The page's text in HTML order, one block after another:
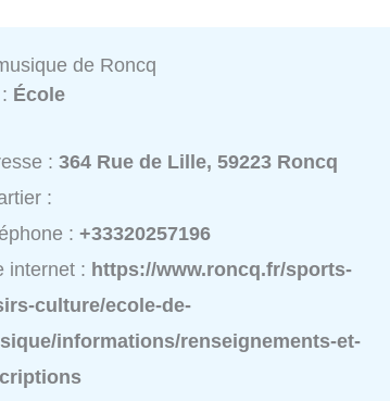
de Roncq
École
:364 Rue de Lille, 59223 Roncq
:
:+33320257196
internet : https://www.roncq.fr/sports-
culture/ecole-de-
informations/renseignements-et-